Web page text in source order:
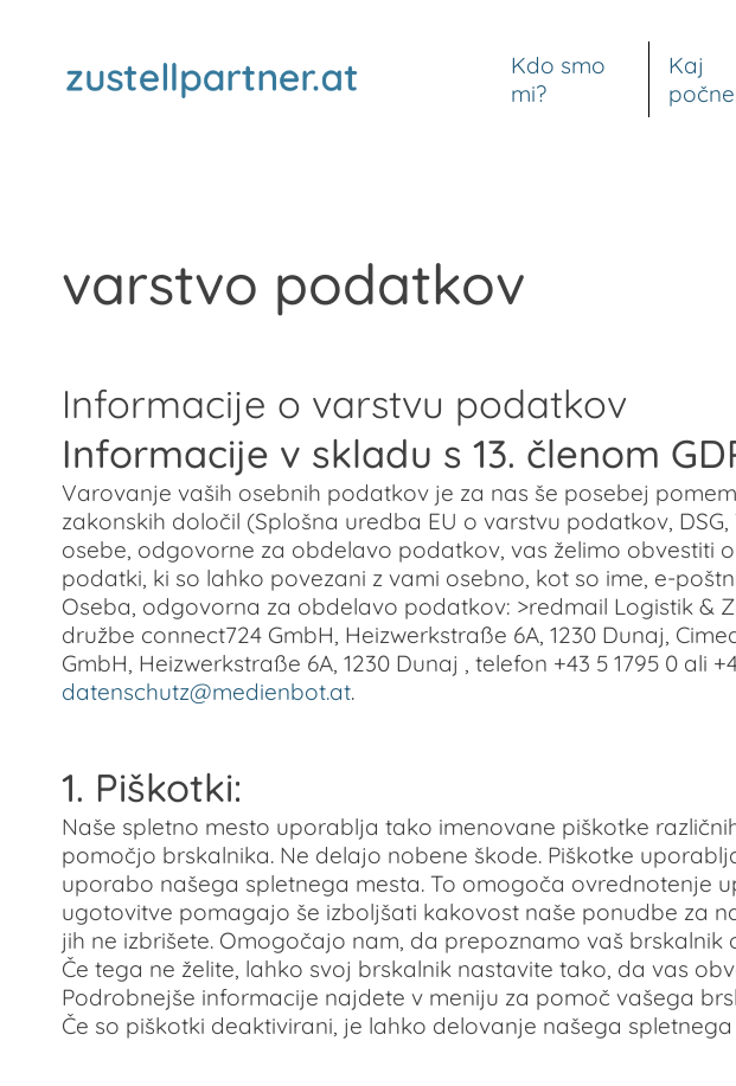
Kdo smo
mi?
Kaj
varstvo podatkov
Informacije o varstvu podatkov
Informacije v skladu s 13. členom
Varovanje vaših osebnih podatkov je za nas še posebej
zakonskih določil (Splošna uredba EU o varstvu podatkov,
osebe, odgovorne za obdelavo podatkov, vas želimo obvestiti
podatki, ki so lahko povezani z vami osebno, kot so ime, e-
Oseba, odgovorna za obdelavo podatkov: >redmail Logistik &
družbe connect724 GmbH, Heizwerkstraße 6A, 1230 Dunaj,
GmbH, Heizwerkstraße 6A, 1230 Dunaj , telefon +43 5 1795 0 ali
datenschutz@medienbot.at.
1. Piškotki:
Naše spletno mesto uporablja tako imenovane piškotke
pomočjo brskalnika. Ne delajo nobene škode. Piškotke
uporabo našega spletnega mesta. To omogoča ovrednotenje
ugotovitve pomagajo še izboljšati kakovost naše ponudbe za
jih ne izbrišete. Omogočajo nam, da prepoznamo vaš brskalnik
Če tega ne želite, lahko svoj brskalnik nastavite tako, da vas
Podrobnejše informacije najdete v meniju za pomoč vašega
Če so piškotki deaktivirani, je lahko delovanje našega